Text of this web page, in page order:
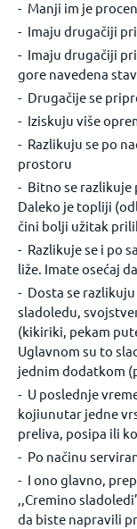
Manji im je
Imaju drugačiji
Imaju drugačiji
gore navedena
Drugačije se
Iziskuju više
Razlikuju se po
prostoru
Bitno se razlikuje
Daleko je topliji
čini bolji užitak
Razlikuje se i po
liže. Imate osećaj
Dosta se
sladoledu,
(kikiriki, pekam
Uglavnom su to
jednim dodatkom
U poslednje
kojiunutar jedne
preliva, posipa ili
Po načinu
I ono glavno,
,,Cremino
da biste napravili